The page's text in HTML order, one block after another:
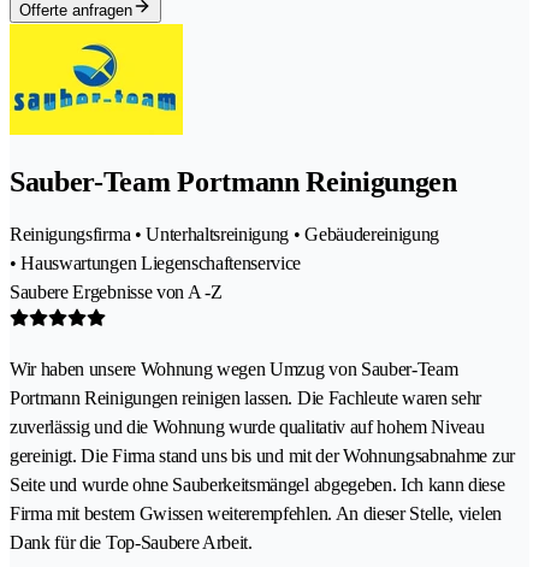
Offerte anfragen
Sauber-Team Portmann Reinigungen
Reinigungsfirma • Unterhaltsreinigung • Gebäudereinigung
• Hauswartungen Liegenschaftenservice
Saubere Ergebnisse von A -Z
Wir haben unsere Wohnung wegen Umzug von Sauber-Team
Portmann Reinigungen reinigen lassen. Die Fachleute waren sehr
zuverlässig und die Wohnung wurde qualitativ auf hohem Niveau
gereinigt. Die Firma stand uns bis und mit der Wohnungsabnahme zur
Seite und wurde ohne Sauberkeitsmängel abgegeben. Ich kann diese
Firma mit bestem Gwissen weiterempfehlen. An dieser Stelle, vielen
Dank für die Top-Saubere Arbeit.